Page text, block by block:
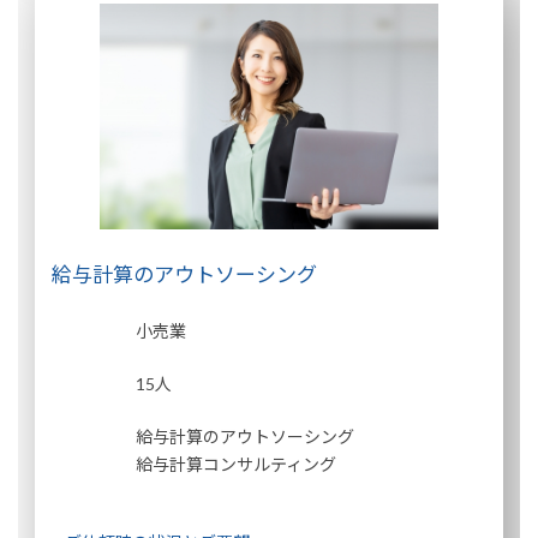
給与計算のアウトソーシング
小売業
15人
給与計算のアウトソーシング
給与計算コンサルティング